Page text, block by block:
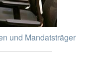
und Mandatsträger